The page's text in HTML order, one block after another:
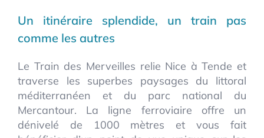
Un itinéraire splendide, un train pas
comme les autres
Le Train des Merveilles relie Nice à Tende et
traverse les superbes paysages du littoral
méditerranéen et du parc national du
Mercantour. La ligne ferroviaire offre un
dénivelé de 1000 mètres et vous fait